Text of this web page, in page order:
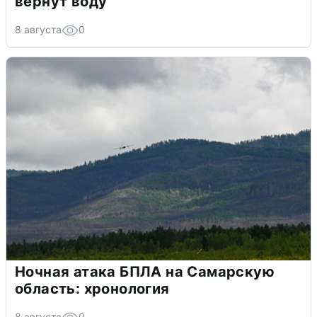
8 августа 0
Ночная атака БПЛА на Самарскую
область: хронология